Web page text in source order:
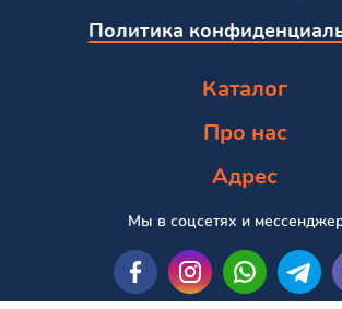
Политика
Каталог
Про нас
Адрес
Мы в соцсетях и